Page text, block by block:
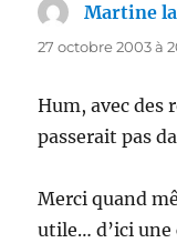
Martine
27 octobre 2003 à
Hum, avec des
passerait pas
Merci quand
utile… d’ici une